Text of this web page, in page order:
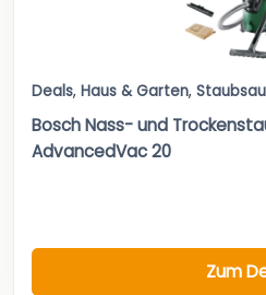
Deals, Haus & Garten,
Bosch Nass- und
AdvancedVac 20
Zum